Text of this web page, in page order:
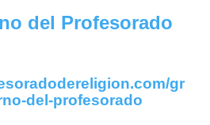
del Profesorado
gr
del-profesorado